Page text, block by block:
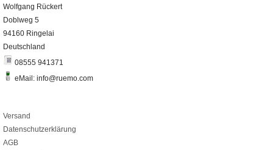
Wolfgang Rückert
Doblweg 5
94160 Ringelai
Deutschland
08555 941371
eMail: info@ruemo.com
Versand
Datenschutzerklärung
AGB